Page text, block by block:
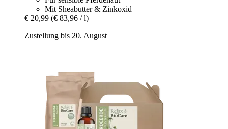
Mit Sheabutter & Zinkoxid
€ 20,99 (€ 83,96 / l)
Zustellung bis 20. August